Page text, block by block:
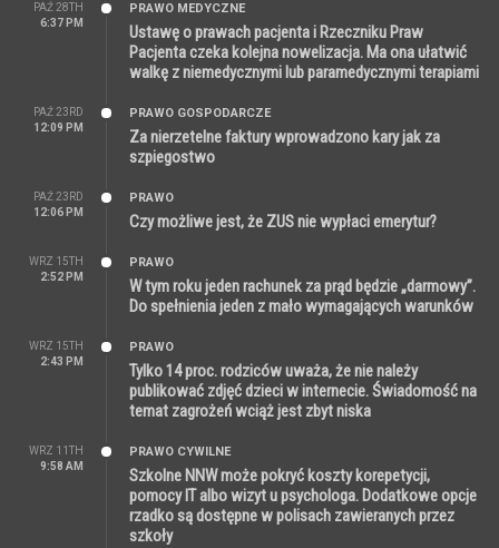
PAŹ 28TH
6:37 PM
PRAWO MEDYCZNE
Ustawę o prawach pacjenta i Rzeczniku Praw
Pacjenta czeka kolejna nowelizacja. Ma ona ułatwić
walkę z niemedycznymi lub paramedycznymi terapiami
PAŹ 23RD
12:09 PM
PRAWO GOSPODARCZE
Za nierzetelne faktury wprowadzono kary jak za
szpiegostwo
PAŹ 23RD
12:06 PM
PRAWO
Czy możliwe jest, że ZUS nie wypłaci emerytur?
WRZ 15TH
2:52 PM
PRAWO
W tym roku jeden rachunek za prąd będzie „darmowy”.
Do spełnienia jeden z mało wymagających warunków
WRZ 15TH
2:43 PM
PRAWO
Tylko 14 proc. rodziców uważa, że nie należy
publikować zdjęć dzieci w internecie. Świadomość na
temat zagrożeń wciąż jest zbyt niska
WRZ 11TH
9:58 AM
PRAWO CYWILNE
Szkolne NNW może pokryć koszty korepetycji,
pomocy IT albo wizyt u psychologa. Dodatkowe opcje
rzadko są dostępne w polisach zawieranych przez
szkoły